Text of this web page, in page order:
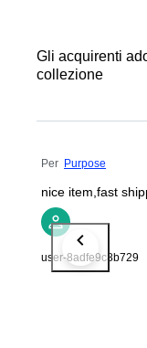
Gli acquirenti
collezione
Per Purpose
nice item,fast
user-8adfe9c8b729